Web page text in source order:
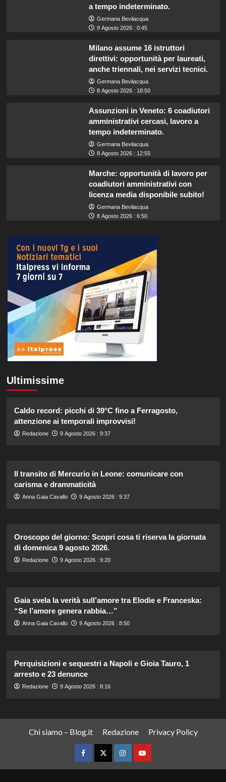
a tempo indeterminato.
Germana Bevilacqua
9 Agosto 2026 : 0:45
Milano assume 16 istruttori
direttivi: opportunità per laureati,
anche triennali, nei servizi tecnici.
Germana Bevilacqua
8 Agosto 2026 : 18:50
Assunzioni in Veneto: 6 coadiutori
amministrativi cercasi, lavoro a
tempo indeterminato.
Germana Bevilacqua
8 Agosto 2026 : 12:55
Marche: opportunità di lavoro per
coadiutori amministrativi con
licenza media disponibile subito!
Germana Bevilacqua
8 Agosto 2026 : 6:50
Ultimissime
Caldo record: picchi di 39°C fino a Ferragosto,
attenzione ai temporali improvvisi!
Redazione 9 Agosto 2026 : 9:37
Il transito di Mercurio in Leone: comunicare con
carisma e drammaticità
Anna Gaia Cavallo 9 Agosto 2026 : 9:37
Oroscopo del giorno: Scopri cosa ti riserva la giornata
di domenica 9 agosto 2026.
Redazione 9 Agosto 2026 : 9:20
Gaia svela la verità sull’amore tra Elodie e Franceska:
“Se l’amore genera rabbia…”
Anna Gaia Cavallo 9 Agosto 2026 : 8:50
Perquisizioni e sequestri a Napoli e Gioia Tauro, 1
arresto e 23 denunce
Redazione 9 Agosto 2026 : 8:16
Chi siamo – Blog.it Redazione Privacy Policy
FacebookTwitterInstagramYouTube